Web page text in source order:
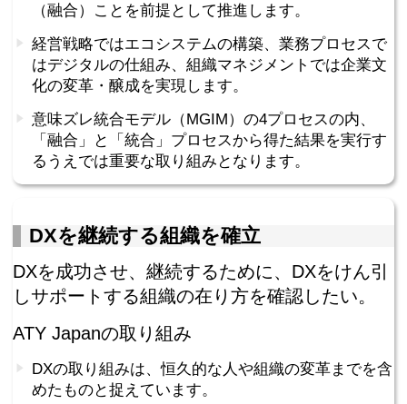
（融合）ことを前提として推進します。
経営戦略ではエコシステムの構築、業務プロセスで
はデジタルの仕組み、組織マネジメントでは企業文
化の変革・醸成を実現します。
意味ズレ統合モデル（MGIM）の4プロセスの内、
「融合」と「統合」プロセスから得た結果を実行す
るうえでは重要な取り組みとなります。
DXを継続する組織を確立
DXを成功させ、継続するために、DXをけん引
しサポートする組織の在り方を確認したい。
ATY Japanの取り組み
DXの取り組みは、恒久的な人や組織の変革までを含
めたものと捉えています。